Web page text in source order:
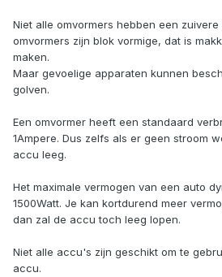
Niet alle omvormers hebben een
omvormers zijn blok vormige, dat is
maken.
Maar gevoelige apparaten kunnen
golven.
Een omvormer heeft een standaard
1Ampere. Dus zelfs als er geen stroom
accu leeg.
Het maximale vermogen van een auto
1500Watt. Je kan kortdurend meer
dan zal de accu toch leeg lopen.
Niet alle accu's zijn geschikt om te
accu.